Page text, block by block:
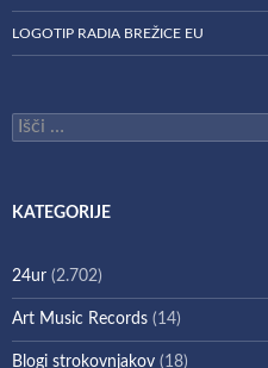
LOGOTIP RADIA BREŽICE EU
Išči:
KATEGORIJE
24ur (2.702)
Art Music Records (14)
Blogi strokovnjakov (18)